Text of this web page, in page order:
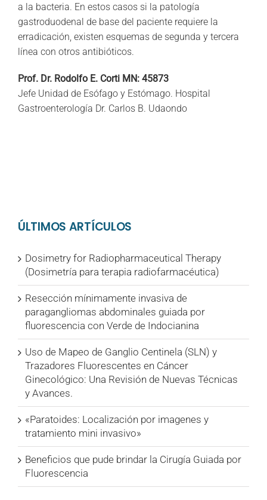
a la bacteria. En estos casos si la patología
gastroduodenal de base del paciente requiere la
erradicación, existen esquemas de segunda y tercera
línea con otros antibióticos.
Prof. Dr. Rodolfo E. Corti MN: 45873
Jefe Unidad de Esófago y Estómago. Hospital
Gastroenterología Dr. Carlos B. Udaondo
ÚLTIMOS ARTÍCULOS
Dosimetry for Radiopharmaceutical Therapy
(Dosimetría para terapia radiofarmacéutica)
Resección mínimamente invasiva de
paragangliomas abdominales guiada por
fluorescencia con Verde de Indocianina
Uso de Mapeo de Ganglio Centinela (SLN) y
Trazadores Fluorescentes en Cáncer
Ginecológico: Una Revisión de Nuevas Técnicas
y Avances.
«Paratoides: Localización por imagenes y
tratamiento mini invasivo»
Beneficios que pude brindar la Cirugía Guiada por
Fluorescencia